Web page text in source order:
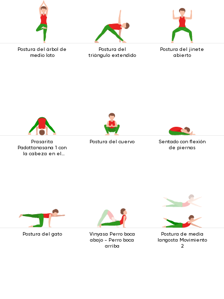
Postura del árbol de
medio loto
Postura del
triángulo extendido
Postura del jinete
abierto
Prasarita
Padottanasana 1 con
la cabeza en el
Postura del cuervo
Sentado con flexión
de piernas
Postura del gato
Vinyasa Perro boca
abajo - Perro boca
arriba
Postura de media
langosta Movimiento
2